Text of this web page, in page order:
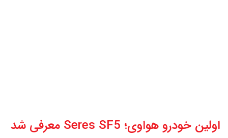
اولین خودرو هواوی؛ Seres SF5 معرفی شد